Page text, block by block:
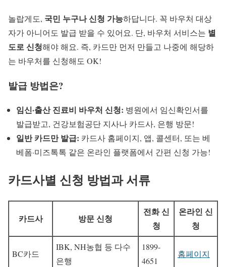
놀랍게도, 국민 누구나 신청 가능하답니다. 꼭 바우처 대상
자가 아니어도 발급 받을 수 있어요. 단, 바우처 서비스는 별
도로 신청해야 해요. 즉, 카드만 먼저 만들고 나중에 해당하
는 바우처를 신청해도 OK!
발급 방법은?
임신·출산 진료비 바우처 신청: 병원에서 임신확인서를
발급받고, 건강보험공단 지사나 카드사, 은행 방문!
일반 카드만 발급: 카드사 홈페이지, 앱, 콜센터, 또는 베
베폼·미즈톡톡 같은 온라인 플랫폼에서 간편 신청 가능!
카드사별 신청 방법과 서류
카드사 방문 신청
전화 신
청
온라인 신
청
BC카드
IBK, NH농협 등 다수
은행
1899-
4651
홈페이지